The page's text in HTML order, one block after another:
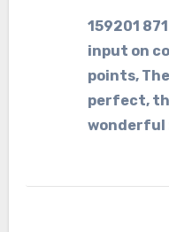
159201
input on
points,
perfect,
wonderful